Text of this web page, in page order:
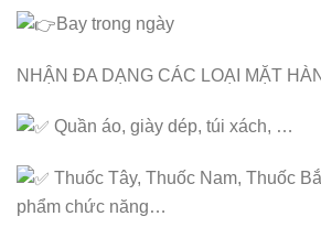
Bay trong ngày
NHẬN ĐA DẠNG CÁC LOẠI MẶT
Quần áo, giày dép, túi xách, …
Thuốc Tây, Thuốc Nam, Thuốc
phẩm chức năng…